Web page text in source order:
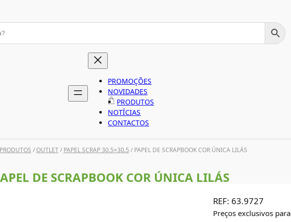
PROMOÇÕES
NOVIDADES
PRODUTOS
NOTÍCIAS
CONTACTOS
PRODUTOS /OUTLET/ PAPEL SCRAP 30.5×30.5 / PAPEL DE SCRAPBOOK COR ÚNICA LILÁS
DE SCRAPBOOK COR ÚNICA LILÁS
REF: 63.9727
Preços exclusivos para